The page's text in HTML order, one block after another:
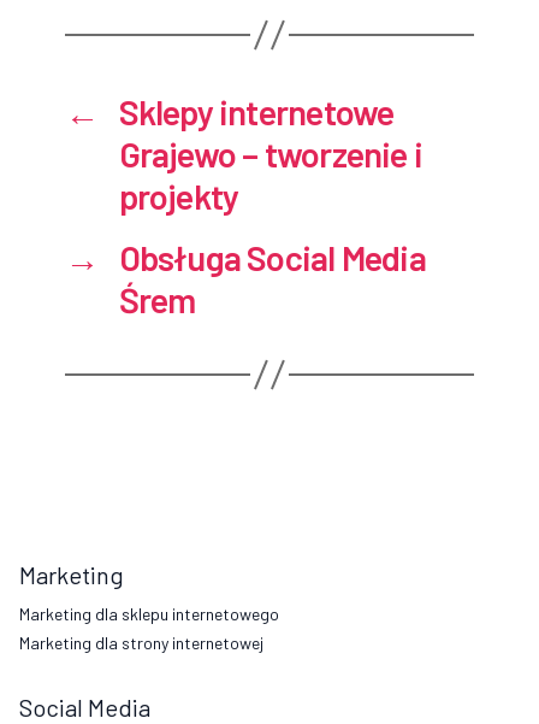
←
Sklepy internetowe
Grajewo – tworzenie i
projekty
→
Obsługa Social Media
Śrem
Marketing
Marketing dla sklepu internetowego
Marketing dla strony internetowej
Social Media